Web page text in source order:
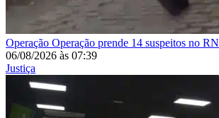
Operação Operação prende 14 suspeitos no RN
06/08/2026 às 07:39
Justiça